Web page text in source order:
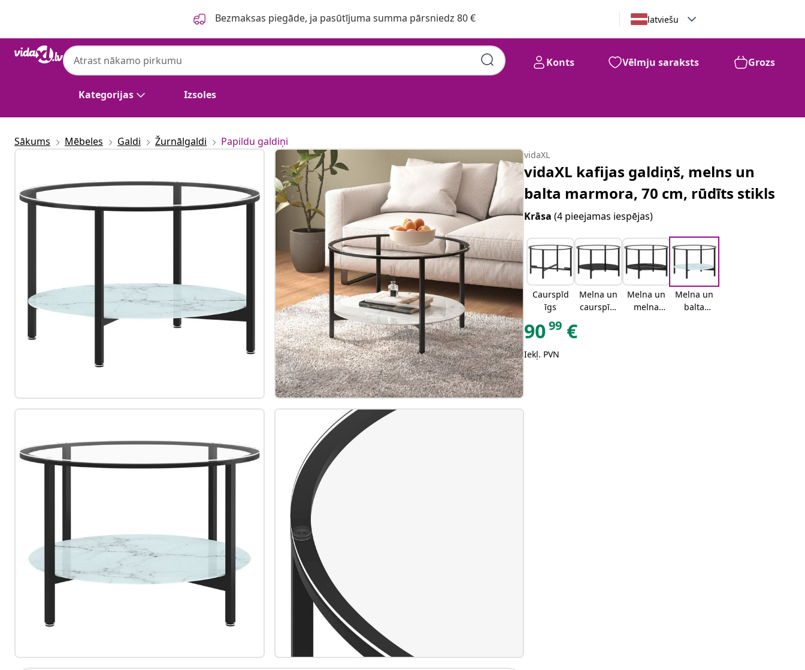
Bezmaksas piegāde, ja pasūtījuma summa pārsniedz 80 € latviešu
Kategorijas Izsoles
Konts Vēlmju saraksts Grozs
Sākums Mēbeles Galdi Žurnālgaldi Papildu galdiņi
vidaXL
vidaXL kafijas galdiņš, melns un
balta marmora, 70 cm, rūdīts stikls
Krāsa(4 pieejamas iespējas)
Caurspīd
īgs
Melna un
caurspīdī
Melna un
melna
Melna un
balta
9099 €
Iekļ. PVN